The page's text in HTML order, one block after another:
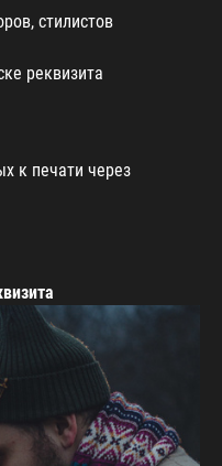
стилистов
реквизита
к печати через